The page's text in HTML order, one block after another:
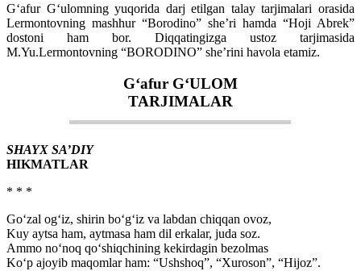
G‘afur G‘ulomning yuqorida darj etilgan talay tarjimalari orasida
Lermontovning mashhur “Borodino” she’ri hamda “Hoji Abrek”
dostoni ham bor. Diqqatingizga ustoz tarjimasida
M.Yu.Lermontovning “BORODINO” she’rini havola etamiz.
G‘afur G‘ULOM
TARJIMALAR
SHAYX SA’DIY
HIKMATLAR
* * *
Go‘zal og‘iz, shirin bo‘g‘iz va labdan chiqqan ovoz,
Kuy aytsa ham, aytmasa ham dil erkalar, juda soz.
Ammo no‘noq qo‘shiqchining kekirdagin bezolmas
Ko‘p ajoyib maqomlar ham: “Ushshoq”, “Xuroson”, “Hijoz”.